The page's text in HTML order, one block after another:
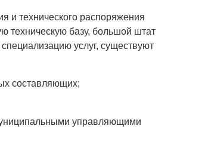
и технического распоряжения
техническую базу, большой штат
услуг, существуют
составляющих;
управляющими